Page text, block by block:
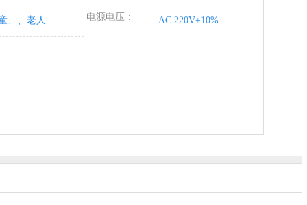
、、老人 电源电压： AC 220V±10%